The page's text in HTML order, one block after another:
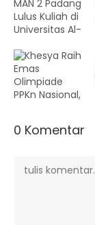
0 Komentar